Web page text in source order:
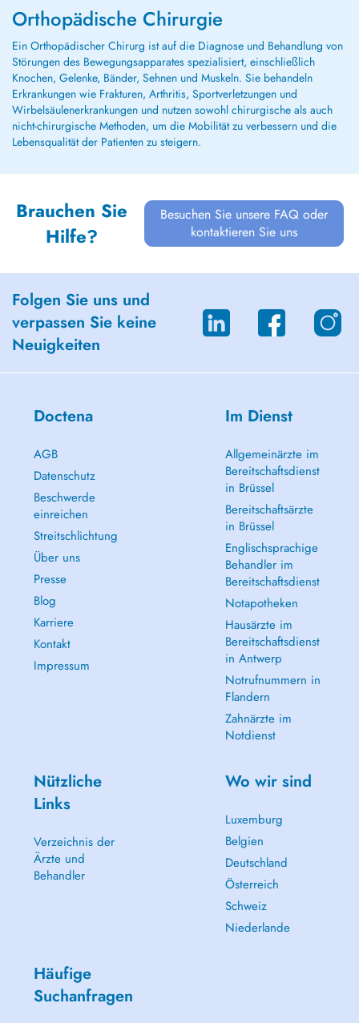
Society...
Orthopädische Chirurgie
Ein Orthopädischer Chirurg ist auf die Diagnose und Behandlung von
Störungen des Bewegungsapparates spezialisiert, einschließlich
Knochen, Gelenke, Bänder, Sehnen und Muskeln. Sie behandeln
Erkrankungen wie Frakturen, Arthritis, Sportverletzungen und
Wirbelsäulenerkrankungen und nutzen sowohl chirurgische als auch
nicht-chirurgische Methoden, um die Mobilität zu verbessern und die
Lebensqualität der Patienten zu steigern.
Brauchen Sie
Hilfe?
Besuchen Sie unsere FAQ oder
kontaktieren Sie uns
Folgen Sie uns und
verpassen Sie keine
Neuigkeiten
Doctena
AGB
Datenschutz
Beschwerde
einreichen
Streitschlichtung
Über uns
Presse
Blog
Karriere
Kontakt
Impressum
Im Dienst
Allgemeinärzte im
Bereitschaftsdienst
in Brüssel
Bereitschaftsärzte
in Brüssel
Englischsprachige
Behandler im
Bereitschaftsdienst
Notapotheken
Hausärzte im
Bereitschaftsdienst
in Antwerp
Notrufnummern in
Flandern
Zahnärzte im
Notdienst
Nützliche
Links
Verzeichnis der
Ärzte und
Behandler
Wo wir sind
Luxemburg
Belgien
Deutschland
Österreich
Schweiz
Niederlande
Häufige
Suchanfragen